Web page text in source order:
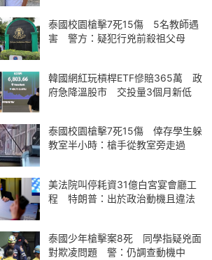
泰國校園槍擊7死15傷 5名教師遇
害 警方：疑犯行兇前殺祖父母
韓國網紅玩槓桿ETF慘賠365萬 政
府急降溫股市 交投量3個月新低
泰國校園槍擊7死15傷 倖存學生躲
教室半小時：槍手從教室旁走過
美法院叫停耗資31億白宮宴會廳工
程 特朗普：出於政治動機且違法
泰國少年槍擊案8死 同學指疑兇面
對欺凌問題 警：仍調查動機中